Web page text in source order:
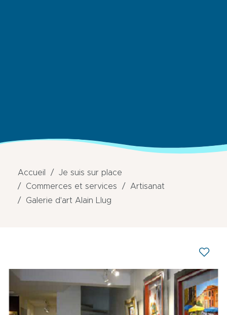
Accueil
Je suis sur place
Commerces et services
Artisanat
Galerie d'art Alain Llug